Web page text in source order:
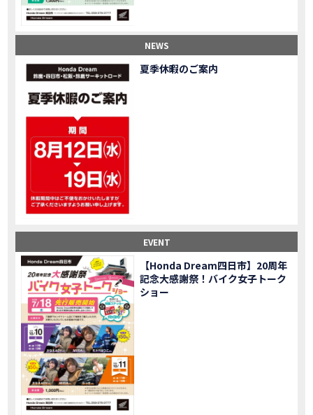
MOVIE 【バイク用ドラレコ】センサーで感知！駐車場でバイクの周りを…
おめでたい人生初バイク納車！スタッフがまさかの対応…
【激カワ女子登場】バイク女子はツーリング中も〇〇が大好き♡
MOVIE 正統派NC750X！大型二輪教習から10年目の素直な感想|Honda NC750X DCT【バイク女子ツーリング】
MOVIE 女が乗るバイクじゃない？低身長女が検証します
MOVIE 【福井1泊ツーリング】バイク女子、仲悪いって本当？
MOVIE 大型ツアラー！Gold Wing Tour 50th ANNIVWRSARYは女性ライダーでもツーリングを楽しめるのか検証してみた｜Honda ゴールドウイング
MOVIE 【Monkey125】初めてモンキー！意外な◯◯へ行って来た【三重ホンダヒート】
NEW BIKE 大型ツアラー「Gold Wing Tour」と特別仕様の 「Gold Wing Tour 50th ANNIVERSARY」を 受注期間限定で発売
【三重県】女性ライダーツーリングを満喫しました｜CB1000HORNET CB750HORNET CB650R E-Clutch
MOVIE 【女子ツーの実態】恥ずかしいけど、暴露しました。
MOVIE オイル交換に行ったつもりが…まさかの大出費！？
「CRF250L」「CRF250L＜s＞」のカラーリング設定と 仕様を一部変更し発売
NEW BIKE 軽二輪スーパースポーツモデル「CBR250RR」の カラーバリエーションを変更し発売
MOVIE 【Honda Dream鈴鹿】20周年記念・大感謝祭イベント 大人気バイク女子が大集合・・Honda Dreamさんの人気を探ってきましたスペシャル！！メチャクチャ楽しかったです❤
NEW BIKE PROJECT BIG1 Final Edition CB 1300在庫車あります！
MOVIE 【バイク女子】急遽、愛車とお別れ…ついにあのバイクに乗れた
MOVIE 【バイク女子】オイル交換だけのつもりが、まさかのアレを交換することに！？
EVENT 【Honda Dream 鈴鹿２０周年記念大感謝祭】 多くの方のご来店ありがとうございました！
MOVIE 【CB650R E-Clutch】X-ADVでDCTに5年乗った私が素直にレビュー｜Honda X-ADV
MOVIE 【カブでアクセル全開】女性ライダーで耐久レース参戦！レースだけじゃないサーキットの楽しみ方|Honda supercub
MOVIE 【新型X-ADV】最初のカスタムはこれ！ガラスコーティングもしちゃいました|Honda X-ADV
NEWS
夏季休暇のご案内
EVENT
【Honda Dream四日市】20周年
記念大感謝祭！バイク女子トーク
ショー